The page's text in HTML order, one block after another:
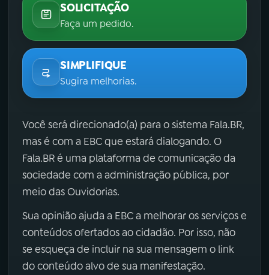
SOLICITAÇÃO
Faça um pedido.
SIMPLIFIQUE
Sugira melhorias.
Você será direcionado(a) para o sistema Fala.BR,
mas é com a EBC que estará dialogando. O
Fala.BR é uma plataforma de comunicação da
sociedade com a administração pública, por
meio das Ouvidorias.
Sua opinião ajuda a EBC a melhorar os serviços e
conteúdos ofertados ao cidadão. Por isso, não
se esqueça de incluir na sua mensagem o link
do conteúdo alvo de sua manifestação.